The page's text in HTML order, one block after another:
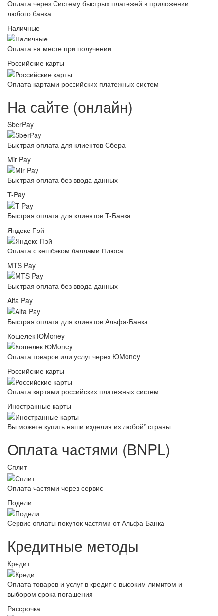
Оплата через Систему быстрых платежей в приложении
любого банка
Наличные
Оплата на месте при получении
Российские карты
Оплата картами российских платежных систем
На сайте (онлайн)
SberPay
Быстрая оплата для клиентов Сбера
Mir Pay
Быстрая оплата без ввода данных
T-Pay
Быстрая оплата для клиентов Т-Банка
Яндекс Пэй
Оплата с кешбэком баллами Плюса
MTS Pay
Быстрая оплата без ввода данных
Alfa Pay
Быстрая оплата для клиентов Альфа-Банка
Кошелек ЮMoney
Оплата товаров или услуг через ЮMoney
Российские карты
Оплата картами российских платежных систем
Иностранные карты
Вы можете купить наши изделия из любой* страны
Оплата частями (BNPL)
Сплит
Оплата частями через сервис
Подели
Сервис оплаты покупок частями от Альфа-Банка
Кредитные методы
Кредит
Оплата товаров и услуг в кредит с высоким лимитом и
выбором срока погашения
Рассрочка